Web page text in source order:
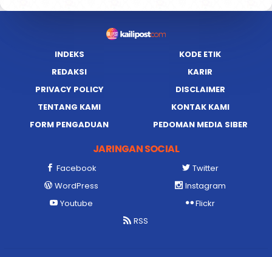
INDEKS
KODE ETIK
REDAKSI
KARIR
PRIVACY POLICY
DISCLAIMER
TENTANG KAMI
KONTAK KAMI
FORM PENGADUAN
PEDOMAN MEDIA SIBER
JARINGAN SOCIAL
Facebook
Twitter
WordPress
Instagram
Youtube
Flickr
RSS